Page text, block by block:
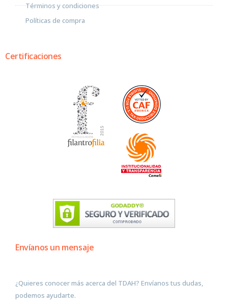
Términos y condiciones
Políticas de compra
Certificaciones
Envíanos un mensaje
¿Quieres conocer más acerca del TDAH? Envíanos tus dudas,
podemos ayudarte.